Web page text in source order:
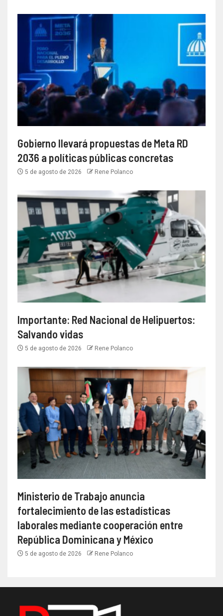
Gobierno llevará propuestas de Meta RD
2036 a políticas públicas concretas
5 de agosto de 2026 Rene Polanco
Importante: Red Nacional de Helipuertos:
Salvando vidas
5 de agosto de 2026 Rene Polanco
Ministerio de Trabajo anuncia
fortalecimiento de las estadísticas
laborales mediante cooperación entre
República Dominicana y México
5 de agosto de 2026 Rene Polanco